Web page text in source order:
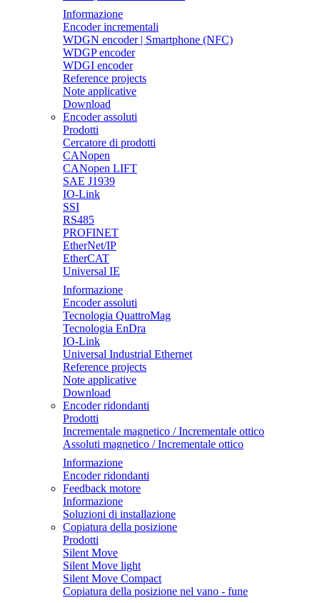
Informazione
Encoder incrementali
WDGN encoder | Smartphone (NFC)
WDGP encoder
WDGI encoder
Reference projects
Note applicative
Download
Encoder assoluti
Prodotti
Cercatore di prodotti
CANopen
CANopen LIFT
SAE J1939
IO-Link
SSI
RS485
PROFINET
EtherNet/IP
EtherCAT
Universal IE
Informazione
Encoder assoluti
Tecnologia QuattroMag
Tecnologia EnDra
IO-Link
Universal Industrial Ethernet
Reference projects
Note applicative
Download
Encoder ridondanti
Prodotti
Incrementale magnetico / Incrementale ottico
Assoluti magnetico / Incrementale ottico
Informazione
Encoder ridondanti
Feedback motore
Informazione
Soluzioni di installazione
Copiatura della posizione
Prodotti
Silent Move
Silent Move light
Silent Move Compact
Copiatura della posizione nel vano - fune